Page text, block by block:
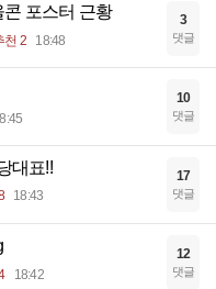
포스터 근황
천 2 18:48
3
댓글
10
댓글
대표!!
18:43
17
댓글
18:42
12
댓글